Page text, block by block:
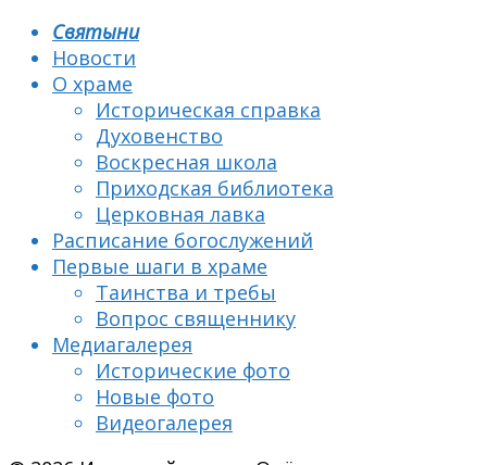
Святыни
Новости
О храме
Историческая справка
Духовенство
Воскресная школа
Приходская библиотека
Церковная лавка
Расписание богослужений
Первые шаги в храме
Таинства и требы
Вопрос священнику
Медиагалерея
Исторические фото
Новые фото
Видеогалерея